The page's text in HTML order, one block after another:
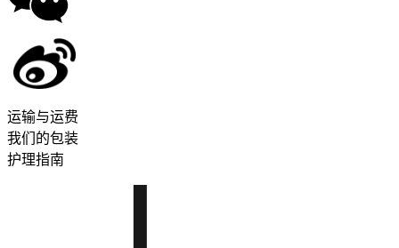
运输与运费
我们的包装
护理指南